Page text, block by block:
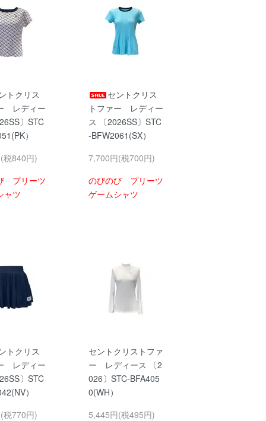
トクリス
レディー
〕STC
）
税840円)
プリーツ
ャツ
セントクリス
トファー レディー
ス 〔2026SS〕STC
-BFW2061(SX）
7,700円(税700円)
のびのび プリーツ
ゲームシャツ
トクリス
レディー
〕STC
）
税770円)
セントクリストファ
ー レディース 〔2
026〕STC-BFA405
0(WH）
5,445円(税495円)